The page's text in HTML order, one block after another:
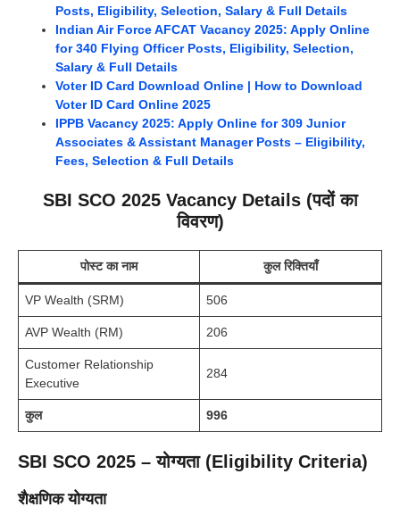
Posts, Eligibility, Selection, Salary & Full Details
Indian Air Force AFCAT Vacancy 2025: Apply Online
for 340 Flying Officer Posts, Eligibility, Selection,
Salary & Full Details
Voter ID Card Download Online | How to Download
Voter ID Card Online 2025
IPPB Vacancy 2025: Apply Online for 309 Junior
Associates & Assistant Manager Posts – Eligibility,
Fees, Selection & Full Details
SBI SCO 2025 Vacancy Details (पदों का
विवरण)
पोस्ट का नाम कुल रिक्तियाँ
VP Wealth (SRM) 506
AVP Wealth (RM) 206
Customer Relationship
Executive
284
कुल 996
SBI SCO 2025 – योग्यता (Eligibility Criteria)
शैक्षणिक योग्यता